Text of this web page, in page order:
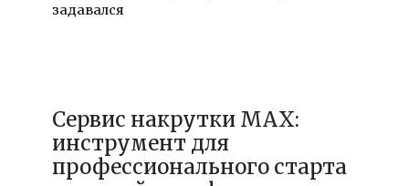
задавался
Сервис накрутки MAX:
инструмент для
профессионального старта